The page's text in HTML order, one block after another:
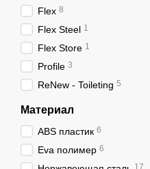
Flex 8
Flex Steel 1
Flex Store 1
Profile 3
ReNew - Toileting 5
Материал
ABS пластик 6
Eva полимер 6
17